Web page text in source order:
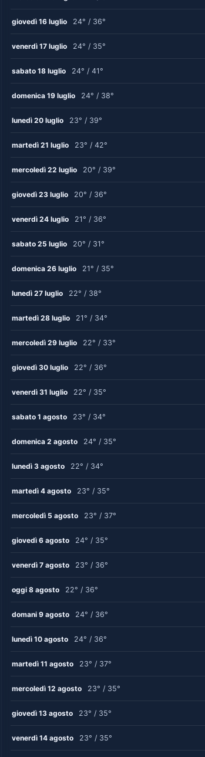
giovedì 16 luglio 24° / 36°
venerdì 17 luglio 24° / 35°
sabato 18 luglio 24° / 41°
domenica 19 luglio 24° / 38°
lunedì 20 luglio 23° / 39°
martedì 21 luglio 23° / 42°
mercoledì 22 luglio 20° / 39°
giovedì 23 luglio 20° / 36°
venerdì 24 luglio 21° / 36°
sabato 25 luglio 20° / 31°
domenica 26 luglio 21° / 35°
lunedì 27 luglio 22° / 38°
martedì 28 luglio 21° / 34°
mercoledì 29 luglio 22° / 33°
giovedì 30 luglio 22° / 36°
venerdì 31 luglio 22° / 35°
sabato 1 agosto 23° / 34°
domenica 2 agosto 24° / 35°
lunedì 3 agosto 22° / 34°
martedì 4 agosto 23° / 35°
mercoledì 5 agosto 23° / 37°
giovedì 6 agosto 24° / 35°
venerdì 7 agosto 23° / 36°
oggi 8 agosto 22° / 36°
domani 9 agosto 24° / 36°
lunedì 10 agosto 24° / 36°
martedì 11 agosto 23° / 37°
mercoledì 12 agosto 23° / 35°
giovedì 13 agosto 23° / 35°
venerdì 14 agosto 23° / 35°